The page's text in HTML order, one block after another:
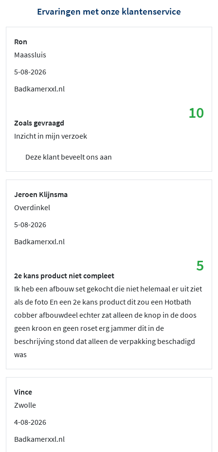
Ervaringen met onze klantenservice
Ron
Maassluis
5-08-2026
Badkamerxxl.nl
10
Zoals gevraagd
Inzicht in mijn verzoek
Deze klant beveelt ons aan
Jeroen Klijnsma
Overdinkel
5-08-2026
Badkamerxxl.nl
5
2e kans product niet compleet
Ik heb een afbouw set gekocht die niet helemaal er uit ziet
als de foto En een 2e kans product dit zou een Hotbath
cobber afbouwdeel echter zat alleen de knop in de doos
geen kroon en geen roset erg jammer dit in de
beschrijving stond dat alleen de verpakking beschadigd
was
Vince
Zwolle
4-08-2026
Badkamerxxl.nl